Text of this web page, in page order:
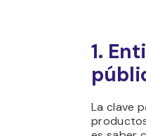
1.
La clave